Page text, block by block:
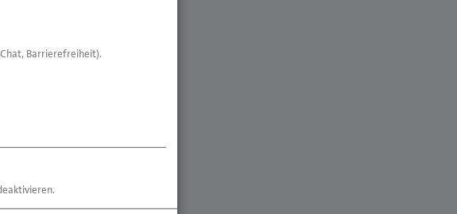
Barrierefreiheit).